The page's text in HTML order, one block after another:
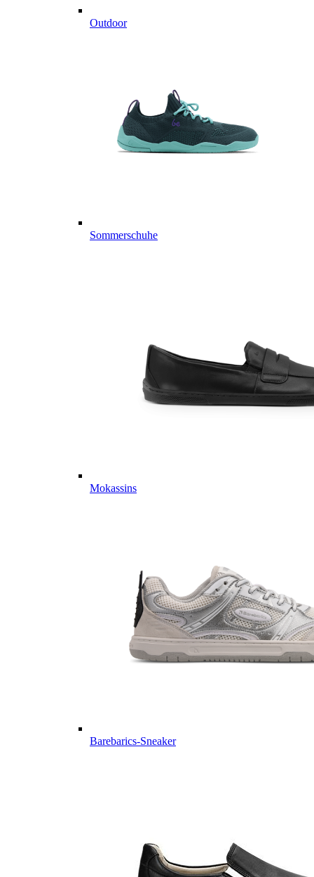
Outdoor
Sommerschuhe
Mokassins
Barebarics-Sneaker